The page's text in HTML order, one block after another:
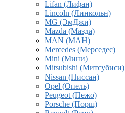
Lifan (Лифан)
Lincoln (Линкольн)
MG (ЭмДжи)
Mazda (Мазда)
MAN (МАН)
Mercedes (Мерседес)
Mini (Мини)
Mitsubishi (Митсубиси)
Nissan (Ниссан)
Opel (Опель)
Peugeot (Пежо)
Porsche (Порш)